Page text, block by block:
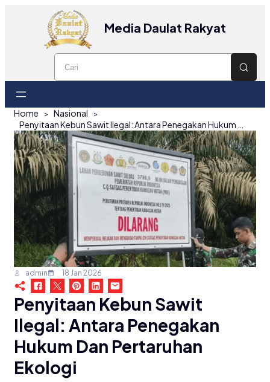
Media Daulat Rakyat
Home
Nasional
admin 18 Jan 2026
Penyitaan Kebun Sawit
Ilegal: Antara Penegakan
Hukum Dan Pertaruhan
Ekologi